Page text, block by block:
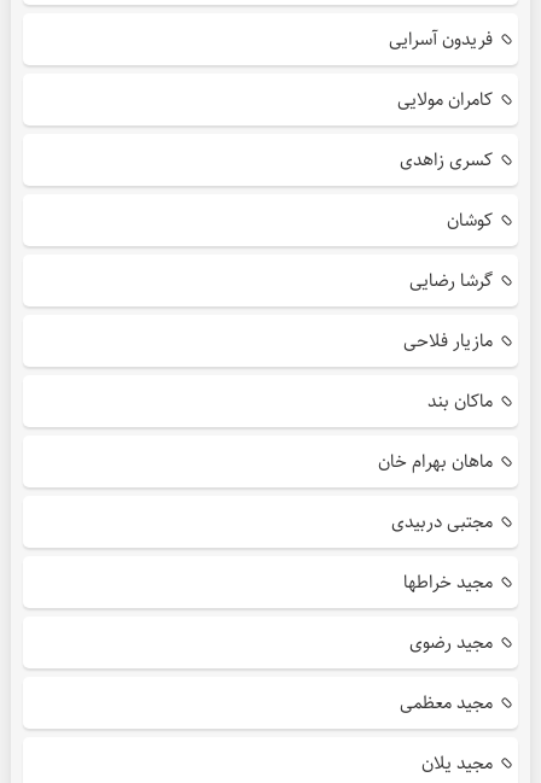
فریدون آسرایی
کامران مولایی
کسری زاهدی
کوشان
گرشا رضایی
مازیار فلاحی
ماکان بند
ماهان بهرام خان
مجتبی دربیدی
مجید خراطها
مجید رضوی
مجید معظمی
مجید یلان